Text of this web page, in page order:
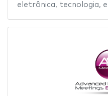
eletrônica, tecnologia,